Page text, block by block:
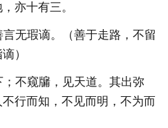
亦十有三。
无瑕谪。（善于走路，不留
）
不窥牖，见天道。其出弥
行而知，不见而明，不为而